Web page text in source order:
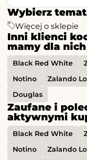
Wybierz
Więcej o sklepie
Inni klienci
mamy dla
Black Red White
Notino
Zalando
Douglas
Zaufane i
aktywnymi
Black Red White
Notino
Zalando